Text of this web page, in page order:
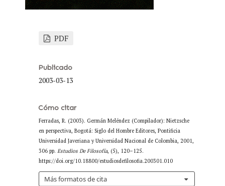
PDF
Publicado
2003-03-13
Cómo citar
Ferradas, R. (2003). Germán Meléndez (Compilador): Nietzsche
en perspectiva, Bogotá: Siglo del Hombre Editores, Pontificia
Universidad Javeriana y Universidad Nacional de Colombia, 2001,
306 pp. Estudios De Filosofía, (5), 120–125.
https://doi.org/10.18800/estudiosdefilosofia.200301.010
Más formatos de cita